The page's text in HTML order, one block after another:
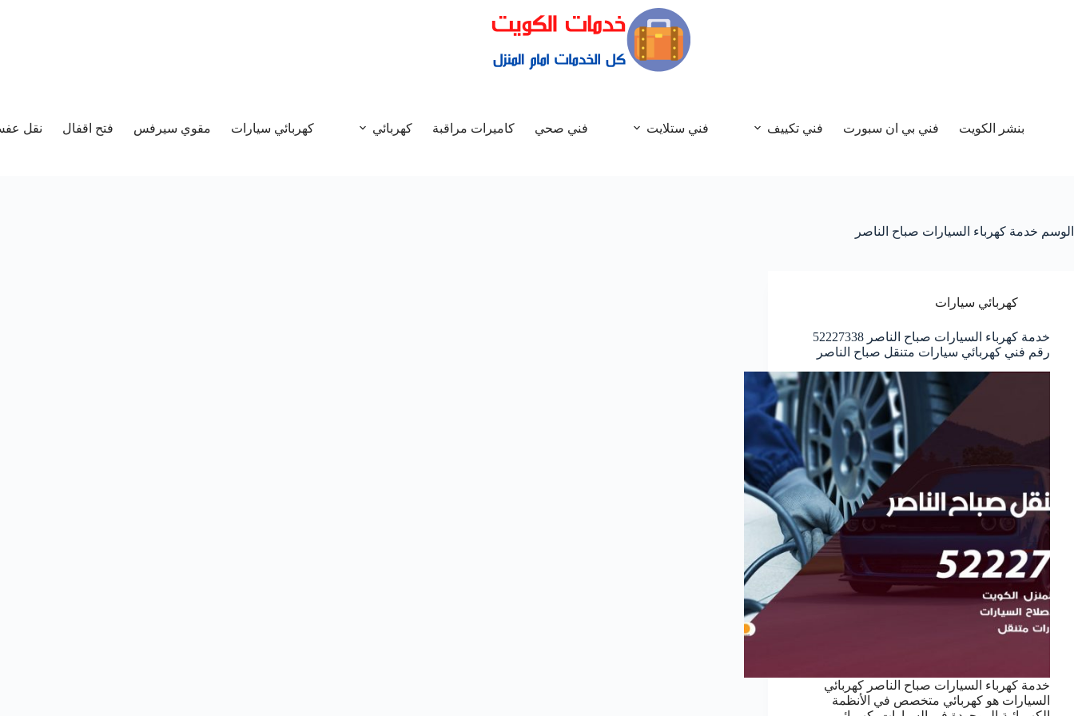
بنشر الكويت فني بي ان سبورت فني تكييف فني ستلايت فني صحي كاميرات مراقبة كهربائي كهربائي سيارات مقوي سيرفس فتح اقفال نقل
الوسم خدمة كهرباء السيارات صباح الناصر
كهربائي سيارات
خدمة كهرباء السيارات صباح الناصر 52227338
رقم فني كهربائي سيارات متنقل صباح الناصر
خدمة كهرباء السيارات صباح الناصر كهربائي
السيارات هو كهربائي متخصص في الأنظمة